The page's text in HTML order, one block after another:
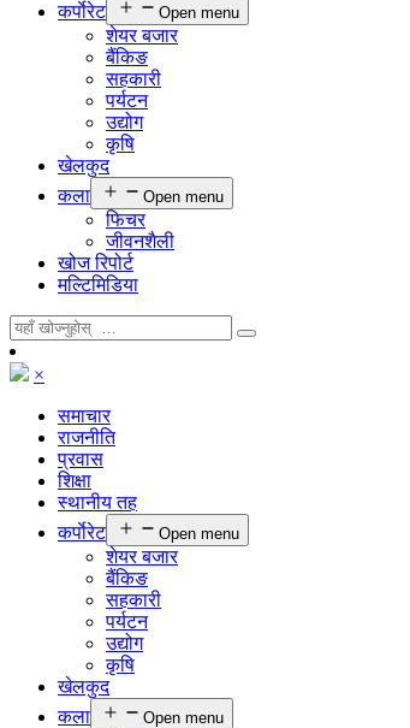
कर्पाेरेट
Open menu
शेयर बजार
बैंकिङ
सहकारी
पर्यटन
उद्योग
कृषि
खेलकुद
कला
Open menu
फिचर
जीवनशैली
खोज रिपोर्ट
मल्टिमिडिया
×
समाचार
राजनीति
प्रवास
शिक्षा
स्थानीय तह
कर्पाेरेट
Open menu
शेयर बजार
बैंकिङ
सहकारी
पर्यटन
उद्योग
कृषि
खेलकुद
कला
Open menu